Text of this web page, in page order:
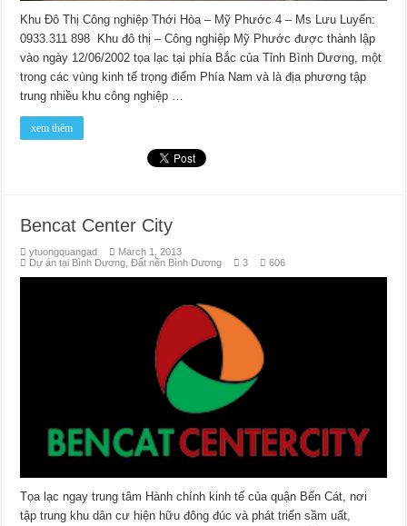
Khu Đô Thị Công nghiệp Thới Hòa – Mỹ Phước 4 – Ms Lưu Luyến:
0933.311 898 Khu đô thị – Công nghiệp Mỹ Phước được thành lập
vào ngày 12/06/2002 tọa lạc tại phía Bắc của Tỉnh Bình Dương, một
trong các vùng kinh tế trọng điểm Phía Nam và là địa phương tập
trung nhiều khu công nghiệp …
xem thêm
Bencat Center City
ytuongquangad
March 1, 2013
Dự án tại Bình Dương ,Đất nền Bình Dương 3 606
Tọa lạc ngay trung tâm Hành chính kinh tế của quận Bến Cát, nơi
tập trung khu dân cư hiện hữu đông đúc và phát triển sầm uất,